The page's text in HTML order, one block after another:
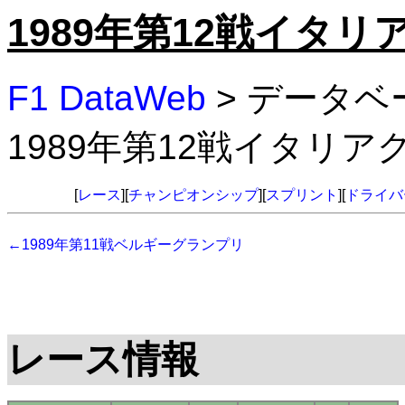
1989年第12戦イタリ
F1 DataWeb > データ
1989年第12戦イタリア
[レース][チャンピオンシップ][スプリント ][ドライ
←1989年第11戦ベルギーグランプリ
レース情報